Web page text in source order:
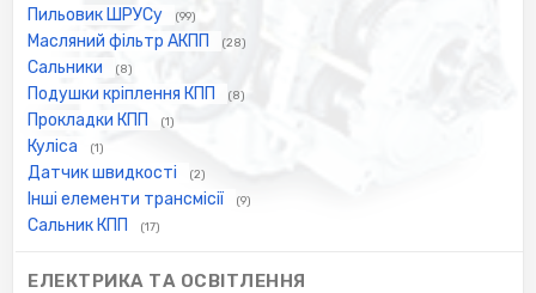
Пильовик ШРУСу (99)
Масляний фільтр АКПП (28)
Сальники (8)
Подушки кріплення КПП (8)
Прокладки КПП (1)
Куліса (1)
Датчик швидкості (2)
Інші елементи трансмісії (9)
Сальник КПП (17)
ЕЛЕКТРИКА ТА ОСВІТЛЕННЯ